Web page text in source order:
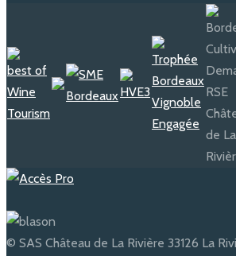
© SAS Château de La Rivière 33126 La